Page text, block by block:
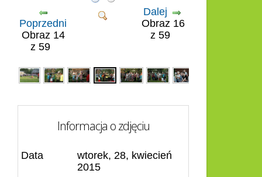
Poprzedni
Obraz 14
z 59
Dalej
Obraz 16
z 59
Informacja o zdjęciu
Data
wtorek, 28, kwiecień
2015